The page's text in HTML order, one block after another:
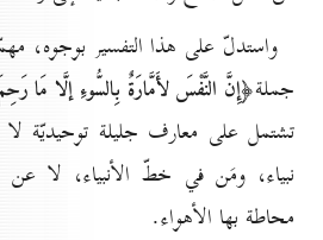
واستدلّ على هذا التفسير بوجوه،
جملة﴿إِنَّ النَّفْسَ لأَمَّارَةٌ بِالسُّوءِ إلَّا مَا
تشتمل على معارف جليلة توحيديّة
نبياء، ومَن في خطّ الأنبياء، لا
محاطة بها الأهواء.